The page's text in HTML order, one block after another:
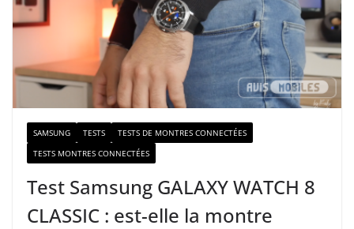
m
i
SAMSUNG TESTS
TESTS DE MONTRES CONNECTÉES
TESTS MONTRES CONNECTÉES
Test Samsung GALAXY WATCH 8
CLASSIC : est-elle la montre